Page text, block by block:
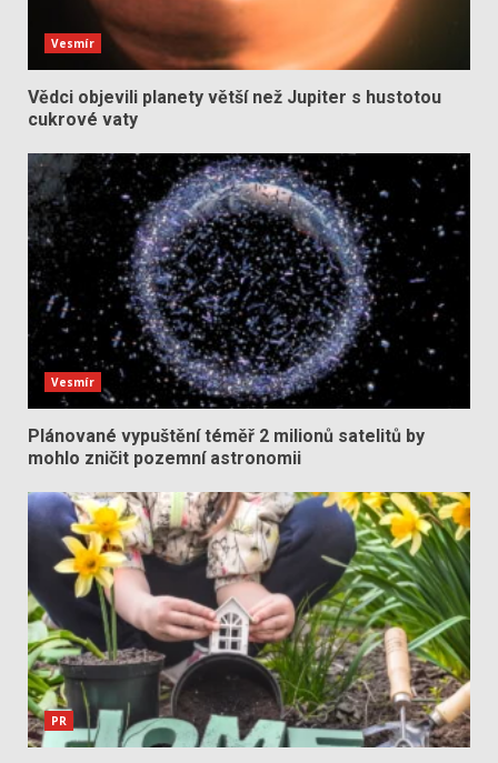
Vesmír
Vědci objevili planety větší než Jupiter s hustotou
cukrové vaty
Vesmír
Plánované vypuštění téměř 2 milionů satelitů by
mohlo zničit pozemní astronomii
PR